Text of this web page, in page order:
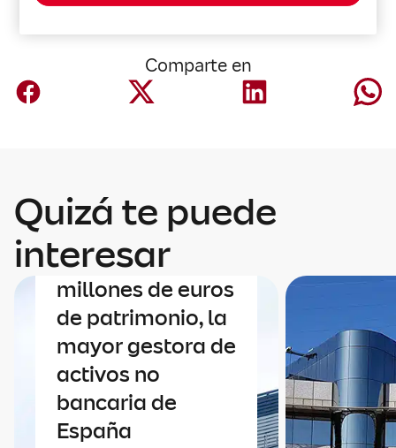
Comparte en
Quizá te puede
interesar
Finanzas
Mapfre AM roza
los 40.000
millones de euros
de patrimonio, la
mayor gestora de
activos no
bancaria de
España